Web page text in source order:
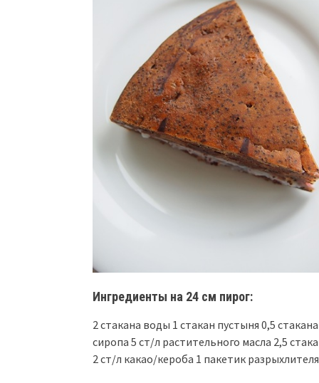
Ингредиенты на 24 см пирог:
2 стакана воды 1 стакан пустыня 0,5
сиропа 5 ст/л растительного масла 2,5
2 ст/л какао/кероба 1 пакетик